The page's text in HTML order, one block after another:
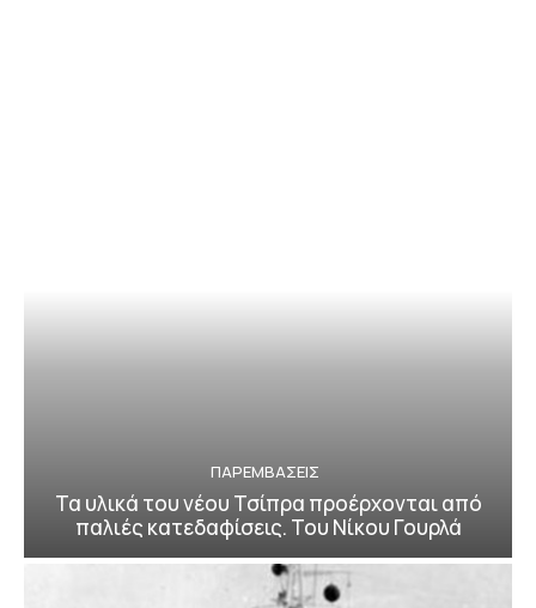
ΠΑΡΕΜΒΑΣΕΙΣ
Τα υλικά του νέου Τσίπρα προέρχονται από
παλιές κατεδαφίσεις. Του Νίκου Γουρλά